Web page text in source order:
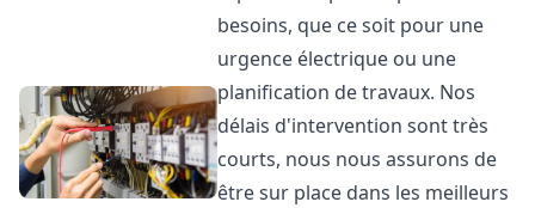
besoins, que ce soit pour une
urgence électrique ou une
planification de travaux. Nos
délais d'intervention sont très
courts, nous nous assurons de
être sur place dans les meilleurs